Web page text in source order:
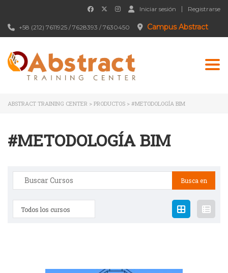
Iniciar sesión Registrarse
Campus Abstract
+58 (212) 7611925 / 7628393 / 7630450
ABSTRACT TRAINING CENTER > PRODUCTOS > #METODOLOGÍA BIM
#METODOLOGÍA BIM
Buscar:
Todos los cursos